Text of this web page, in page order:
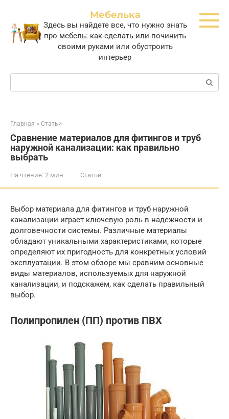
контенту
Мебелька
Здесь вы найдете все, что нужно знать
про мебель: как сделать или починить
своими руками или обустроить
интерьер
Поиск:
Главная » Статьи
Сравнение материалов для фитингов и труб
наружной канализации: как правильно
выбрать
На чтение: 2 мин Статьи
Выбор материала для фитингов и труб наружной
канализации играет ключевую роль в надежности и
долговечности системы. Различные материалы
обладают уникальными характеристиками, которые
определяют их пригодность для конкретных условий
эксплуатации. В этом обзоре мы сравним основные
виды материалов, используемых для наружной
канализации, и подскажем, как сделать правильный
выбор.
Полипропилен (ПП) против ПВХ